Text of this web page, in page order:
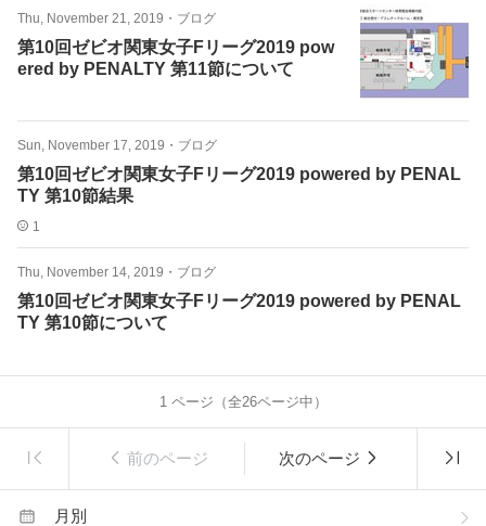
Thu, November 21, 2019 ・ ブログ
第10回ゼビオ関東女子Fリーグ2019 pow
ered by PENALTY 第11節について
Sun, November 17, 2019 ・ ブログ
第10回ゼビオ関東女子Fリーグ2019 powered by PENAL
TY 第10節結果
1
Thu, November 14, 2019 ・ ブログ
第10回ゼビオ関東女子Fリーグ2019 powered by PENAL
TY 第10節について
1ページ（全26ページ中）
前のページ 次のページ
月別